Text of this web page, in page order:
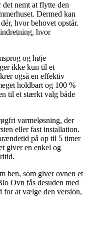
nemt at flytte den
Dermed kan
hvor behovet opstår.
hvor
og høje
ikke kun til et
også en effektiv
holdbart og 100 %
til et stærkt valg både
varmeløsning, der
eller fast installation.
på op til 5 timer
giver en enkel og
ben, som giver ovnen et
Ovn fås desuden med
for at vælge den version,